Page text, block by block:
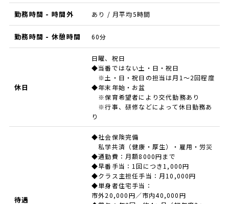
勤務時間 - 時間外 あり / 月平均5時間
勤務時間 - 休憩時間 60分
休日
日曜、祝日
◆当番ではない土・日・祝日
※土・日・祝日の担当は月1～2回程度
◆年末年始・お盆
※保育希望者により交代勤務あり
※行事、研修などによって休日勤務あ
り
待遇
◆社会保険完備
私学共済（健康・厚生）・雇用・労災
◆通勤費：月額8000円まで
◆早番手当：1回につき1,000円
◆クラス主担任手当：月10,000円
◆単身者住宅手当：
市外20,000円／市内40,000円